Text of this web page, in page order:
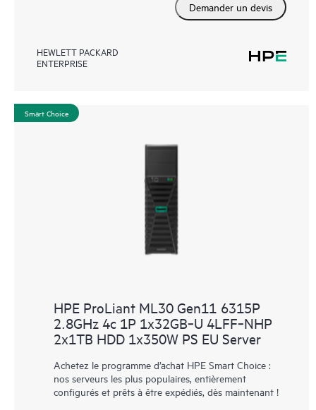
Demander un devis
HEWLETT PACKARD
ENTERPRISE
Smart Choice
HPE ProLiant ML30 Gen11 6315P
2.8GHz 4c 1P 1x32GB‑U 4LFF‑NHP
2x1TB HDD 1x350W PS EU Server
Achetez le programme d’achat HPE Smart Choice :
nos serveurs les plus populaires, entièrement
configurés et prêts à être expédiés, dès maintenant !